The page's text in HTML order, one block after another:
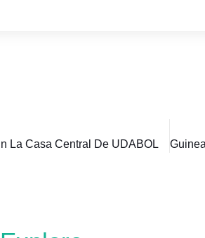
La Casa Central De UDABOL